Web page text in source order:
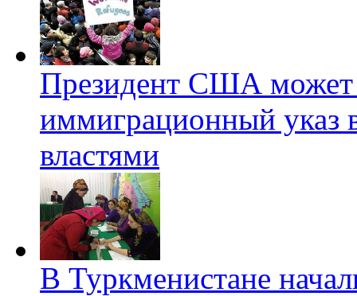
Президент США может
иммиграционный указ
властями
В Туркменистане